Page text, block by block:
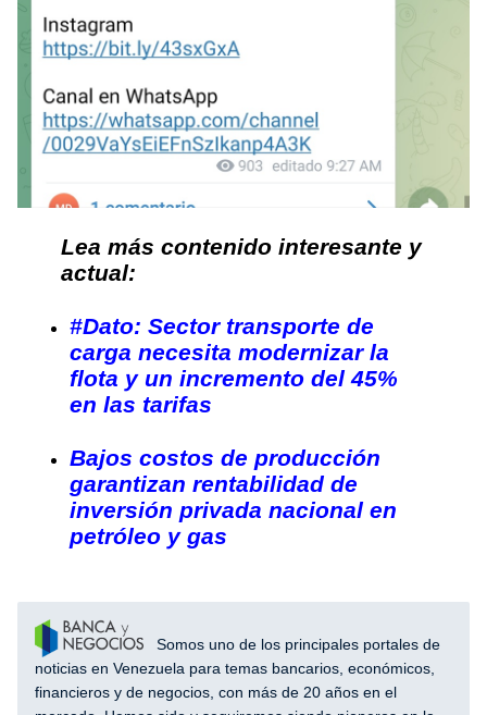
Lea más contenido interesante y
actual:
#Dato: Sector transporte de
carga necesita modernizar la
flota y un incremento del 45%
en las tarifas
Bajos costos de producción
garantizan rentabilidad de
inversión privada nacional en
petróleo y gas
Somos uno de los principales portales de
noticias en Venezuela para temas bancarios, económicos,
financieros y de negocios, con más de 20 años en el